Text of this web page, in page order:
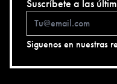
Suscríbete a las
Siguenos en nuestras